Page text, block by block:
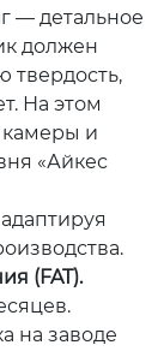
— детальное
должен
твердость,
На этом
камеры и
«Айкес
(FAT).
на заводе